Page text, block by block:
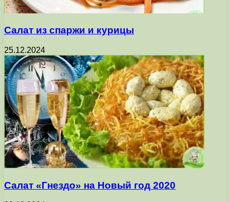
Салат из спаржи и курицы
25.12.2024
Салат «Гнездо» на Новый год 2020